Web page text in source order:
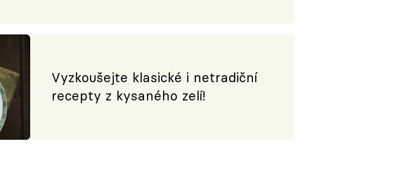
Vyzkoušejte klasické i netradiční
recepty z kysaného zelí!